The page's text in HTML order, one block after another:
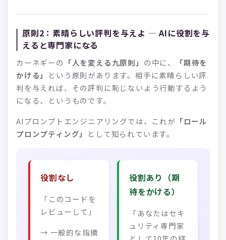
原則2：素晴らしい評判を与えよ — AIに役割を与
えると専門家になる
カーネギーの 「人を変える九原則」 の中に、
「期待を
かける」
という原則があります。相手に素晴らしい評
判を与えれば、その評判に恥じないよう行動するよう
になる、というものです。
AIプロンプトエンジニアリングでは、これが 「ロール
プロンプティング」
として知られています。
役割なし
「このコードを
レビューして」
→ 一般的な指摘
役割あり（期
待をかける）
「あなたはセキ
ュリティ専門家